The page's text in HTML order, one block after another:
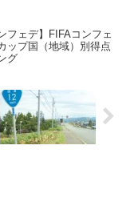
フェデ】FIFAコンフェ
ップ国（地域）別得点
グ